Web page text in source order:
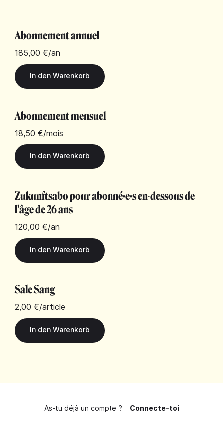
Abonnement annuel
185,00 €/an
Abonnement mensuel
18,50 €/mois
Zukunftsabo pour abonné·e·s en-dessous de
l'âge de 26 ans
120,00 €/an
Sale Sang
2,00 €/article
As-tu déjà un compte ? Connecte-toi